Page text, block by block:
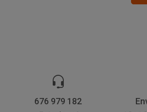
676 979 182